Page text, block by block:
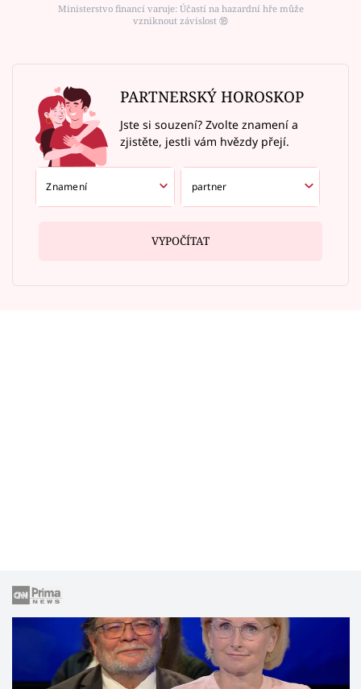
Ministerstvo financí varuje: Účastí na hazardní hře může
vzniknout závislost ⑱
PARTNERSKÝ HOROSKOP
Jste si souzení? Zvolte znamení a
zjistěte, jestli vám hvězdy přejí.
VYPOČÍTAT